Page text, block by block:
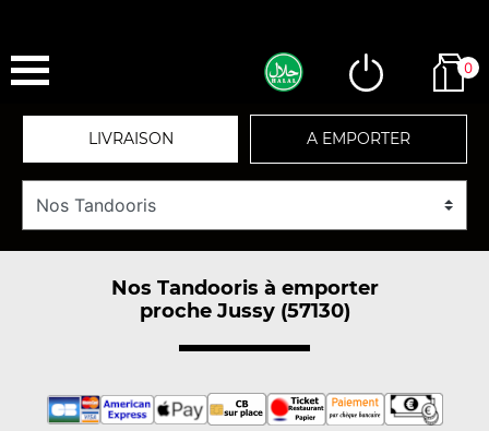
0
LIVRAISON A EMPORTER
Nos Tandooris à emporter
proche Jussy (57130)